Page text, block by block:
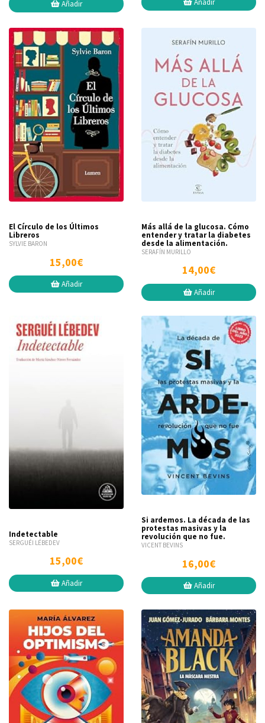
Añadir Añadir
El Círculo de los Últimos
Libreros
SYLVIE BARON
15,00€
Añadir
Más allá de la glucosa. Cómo
entender y tratar la diabetes
desde la alimentación.
SERAFÍN MURILLO
14,00€
Añadir
Indetectable
SERGUÉI LÉBEDEV
15,00€
Añadir
Si ardemos. La década de las
protestas masivas y la
revolución que no fue.
VICENT BEVINS
16,00€
Añadir